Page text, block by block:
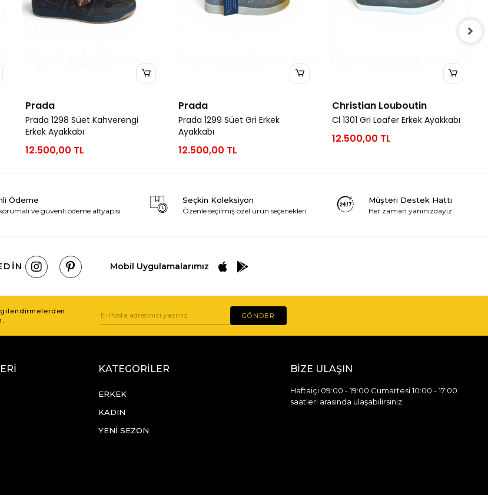
Prada
Prada 1298 Süet Kahverengi
Erkek Ayakkabı
12.500,00 TL
Prada
Prada 1299 Süet Gri Erkek
Ayakkabı
12.500,00 TL
Christian Louboutin
Cl 1301 Gri Loafer Erkek Ayakkabı
12.500,00 TL
Ödeme
ve güvenli ödeme altyapısı
Seçkin Koleksiyon
Özenle seçilmiş özel ürün seçenekleri
Müşteri Destek Hattı
Her zaman yanınızdayız
Mobil Uygulamalarımız
GÖNDER
KATEGORİLER
ERKEK
KADIN
YENİ SEZON
BİZE ULAŞIN
Haftaiçi 09:00 - 19:00 Cumartesi 10:00 - 17:00
saatleri arasında ulaşabilirsiniz.